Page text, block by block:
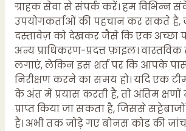
ग्राहक सेवा से संपर्क करें। हम विभिन्न
उपयोगकर्ताओं की पहचान कर सकते हैं,
दस्तावेज़ को देखकर जैसे कि एक अच्छा
अन्य प्राधिकरण-प्रदत्त फ़ाइल।
लगाएं, लेकिन इस शर्त पर कि आपके
निरीक्षण करने का समय हो। यदि एक
के अंत में प्रयास करती है, तो अंतिम क्षणों
प्राप्त किया जा सकता है, जिससे
है। अभी तक जोड़े गए बोनस कोड की